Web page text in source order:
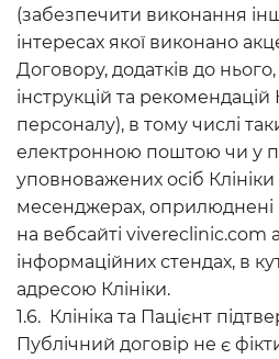
(забезпечити виконання
інтересах якої виконано
Договору, додатків до
інструкцій та рекомендацій
персоналу), в тому числі
електронною поштою чи у
уповноважених осіб
месенджерах, оприлюднені
на вебсайті vivereclinic.com
інформаційних стендах, в
адресою Клініки.
1.6. Клініка та Пацієнт
Публічний договір не є